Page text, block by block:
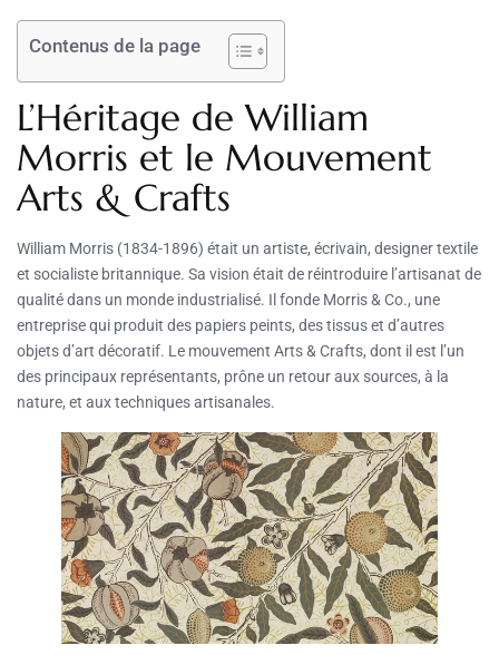
Contenus de la page
L’Héritage de William
Morris et le Mouvement
Arts & Crafts
William Morris (1834-1896) était un artiste, écrivain, designer textile
et socialiste britannique. Sa vision était de réintroduire l’artisanat de
qualité dans un monde industrialisé. Il fonde Morris & Co., une
entreprise qui produit des papiers peints, des tissus et d’autres
objets d’art décoratif. Le mouvement Arts & Crafts, dont il est l’un
des principaux représentants, prône un retour aux sources, à la
nature, et aux techniques artisanales.